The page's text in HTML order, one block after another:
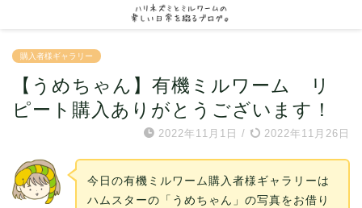
購入者様ギャラリー
【うめちゃん】有機ミルワーム リ
ピート購入ありがとうございます！
2022年11月1日 / 2022年11月26日
今日の有機ミルワーム購入者様ギャラリーは
ハムスターの「うめちゃん」の写真をお借り